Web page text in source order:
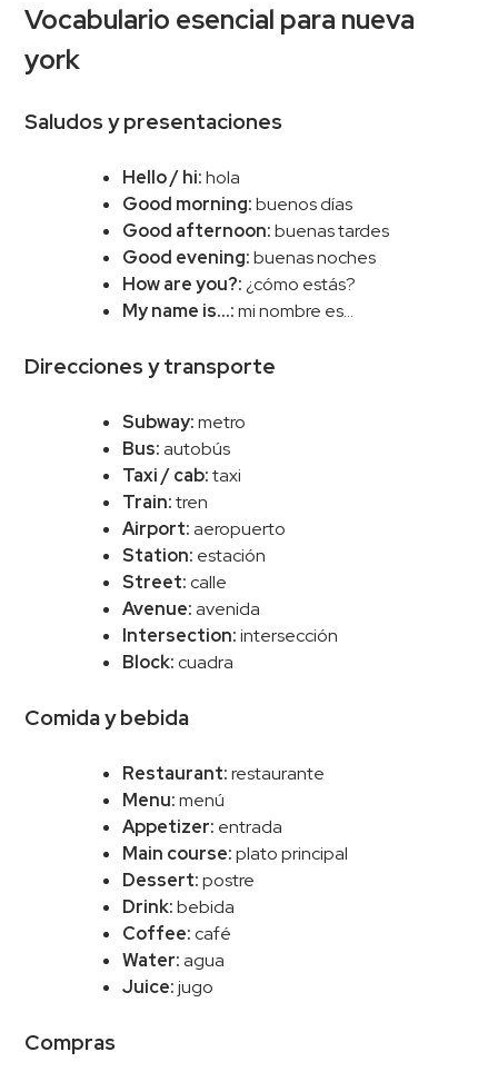
Vocabulario esencial para nueva
york
Saludos y presentaciones
Hello / hi:hola
Good morning:buenos días
Good afternoon:buenas tardes
Good evening:buenas noches
How are you?: ¿cómo estás?
My name is…:mi nombre es…
Direcciones y transporte
Subway:metro
Bus:autobús
Taxi / cab:taxi
Train:tren
Airport:aeropuerto
Station: estación
Street: calle
Avenue:avenida
Intersection:intersección
Block: cuadra
Comida y bebida
Restaurant:restaurante
Menu:menú
Appetizer: entrada
Main course:plato principal
Dessert:postre
Drink:bebida
Coffee: café
Water:agua
Juice:jugo
Compras